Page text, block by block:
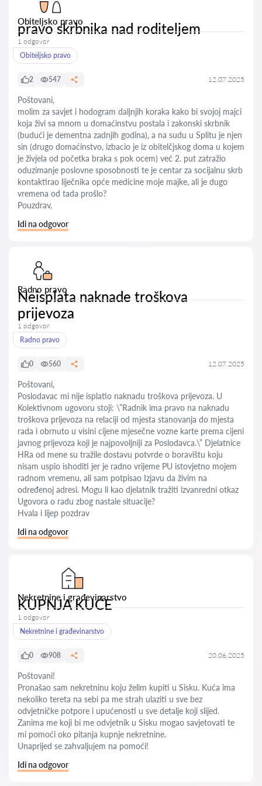
Obiteljsko pravo
pravo skrbnika nad roditeljem
1 odgovor
Obiteljsko pravo
2 547 12.07.2025
Poštovani,
molim za savjet i hodogram daljnjih koraka kako bi svojoj majci
koja živi sa mnom u domaćinstvu postala i zakonski skrbnik
(budući je dementna zadnjih godina), a na sudu u Splitu je njen
sin (drugo domaćinstvo, izbacio je iz obitelčjskog doma u kojem
je živjela od početka braka s pok ocem) već 2. put zatražio
oduzimanje poslovne sposobnosti te je centar za socijalnu skrb
kontaktirao liječnika opće medicine moje majke, ali je dugo
vremena od tada prošlo?
Pouzdrav,
Idi na odgovor
Radno pravo
Neisplata naknade troškova
prijevoza
1 odgovor
Radno pravo
0 560 12.07.2025
Poštovani,
Poslodavac mi nije isplatio naknadu troškova prijevoza. U
Kolektivnom ugovoru stoji: \”Radnik ima pravo na naknadu
troškova prijevoza na relaciji od mjesta stanovanja do mjesta
rada i obrnuto u visini cijene mjesečne vozne karte prema cijeni
javnog prijevoza koji je najpovoljniji za Poslodavca.\” Djelatnice
HRa od mene su tražile dostavu potvrde o boravištu koju
nisam uspio ishoditi jer je radno vrijeme PU istovjetno mojem
radnom vremenu, ali sam potpisao Izjavu da živim na
određenoj adresi. Mogu li kao djelatnik tražiti izvanredni otkaz
Ugovora o radu zbog nastale situacije?
Hvala i lijep pozdrav
Idi na odgovor
Nekretnine i građevinarstvo
KUPNJA KUĆE
1 odgovor
Nekretnine i građevinarstvo
0 908 20.06.2025
Poštovani!
Pronašao sam nekretninu koju želim kupiti u Sisku. Kuća ima
nekoliko tereta na sebi pa me strah ulaziti u sve bez
odvjetničke potpore i upućenosti u sve detalje koji slijed.
Zanima me koji bi me odvjetnik u Sisku mogao savjetovati te
mi pomoći oko pitanja kupnje nekretnine.
Unaprijed se zahvaljujem na pomoći!
Idi na odgovor